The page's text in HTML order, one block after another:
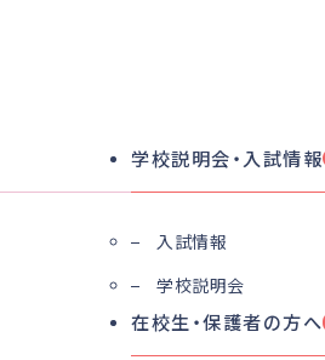
学校説明会・入試情報
入試情報
学校説明会
在校生・保護者の方へ